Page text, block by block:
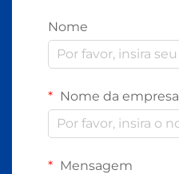
Nome
Nome da empresa
Mensagem